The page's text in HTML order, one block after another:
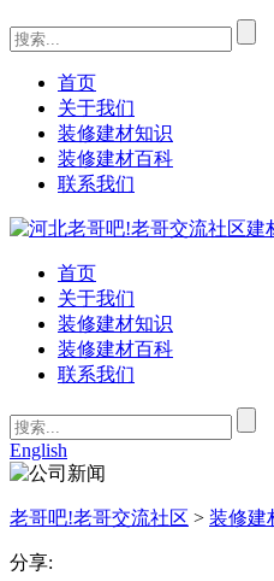
首页
关于我们
装修建材知识
装修建材百科
联系我们
首页
关于我们
装修建材知识
装修建材百科
联系我们
English
老哥吧!老哥交流社区 > 装修建
分享: